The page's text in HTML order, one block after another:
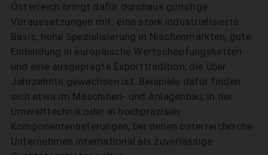
Österreich bringt dafür durchaus günstige
Voraussetzungen mit: eine stark industrialisierte
Basis, hohe Spezialisierung in Nischenmärkten, gute
Einbindung in europäische Wertschöpfungsketten
und eine ausgeprägte Exporttradition, die über
Jahrzehnte gewachsen ist. Beispiele dafür finden
sich etwa im Maschinen- und Anlagenbau, in der
Umwelttechnik oder in hochpräzisen
Komponentenlieferungen, bei denen österreichische
Unternehmen international als zuverlässige